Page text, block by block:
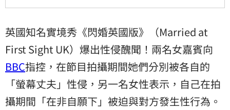
英國知名實境秀《閃婚英國版》（Married at
First Sight UK）爆出性侵醜聞！兩名女嘉賓向
BBC指控，在節目拍攝期間她們分別被各自的
「螢幕丈夫」性侵，另一名女性表示，自己在拍
攝期間「在非自願下」被迫與對方發生性行為。